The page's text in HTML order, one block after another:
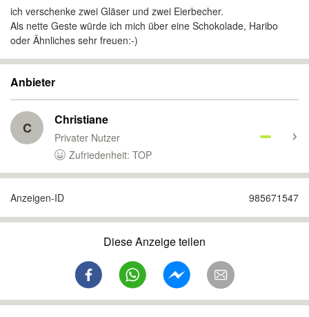
ich verschenke zwei Gläser und zwei Eierbecher.
Als nette Geste würde ich mich über eine Schokolade, Haribo
oder Ähnliches sehr freuen:-)
Anbieter
C Christiane
Privater Nutzer
Zufriedenheit: TOP
Anzeigen-ID 985671547
Diese Anzeige teilen